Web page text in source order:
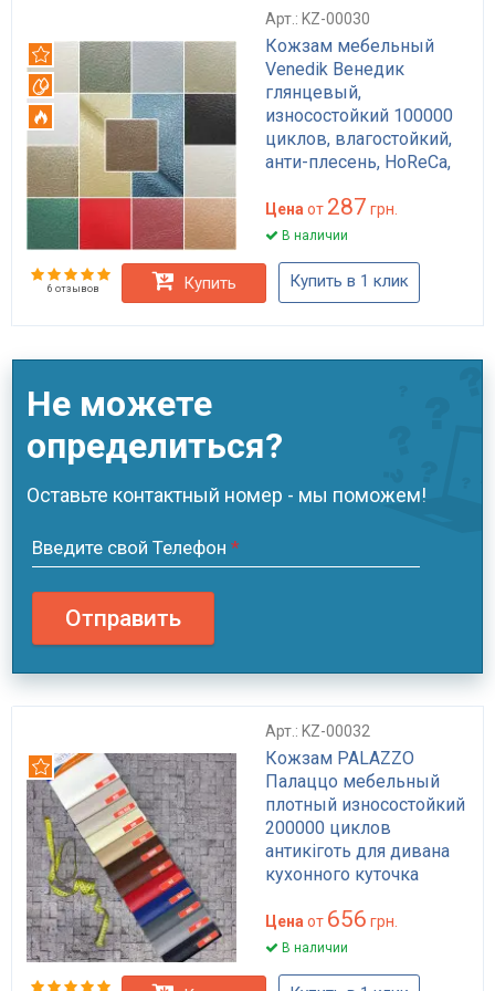
Арт.: KZ-00030
Кожзам мебельный
Venedik Венедик
глянцевый,
износостойкий 100000
циклов, влагостойкий,
анти-плесень, HoReCa,
сумок и рюкзаков
Рекомендуем
Огнестойкий
Цена от 287 грн.
В наличии
6 отзывов Купить Купить в 1 клик
Не можете
определиться?
Оставьте контактный номер - мы поможем!
Введите свой Телефон *
Отправить
Арт.: KZ-00032
Кожзам PALAZZO
Палаццо мебельный
плотный износостойкий
200000 циклов
антикіготь для дивана
кухонного куточка
Рекомендуем
Цена от 656 грн.
В наличии